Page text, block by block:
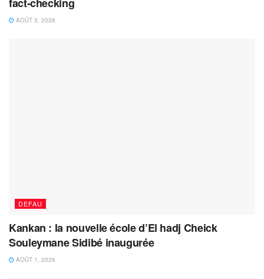
AOÛT 3, 2026
DEFAU
Kankan : la nouvelle école d’El hadj Cheick
Souleymane Sidibé inaugurée
AOÛT 1, 2026